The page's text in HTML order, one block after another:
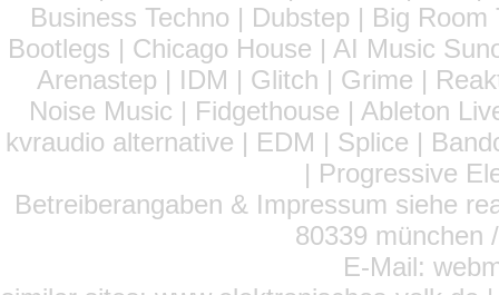
Business Techno | Dubstep | Big
Bootlegs | Chicago House | AI Music
Arenastep | IDM | Glitch | Grime |
Noise Music | Fidgethouse | Ableton
kvraudio alternative | EDM | Splice |
| Progressive
Betreiberangaben & Impressum siehe
80339 münchen
E-Mail: